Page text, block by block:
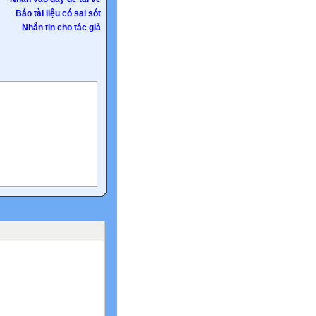
Báo tài liệu có sai sót
Nhắn tin cho tác giả